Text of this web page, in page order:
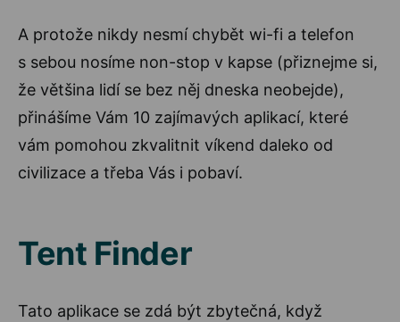
A protože nikdy nesmí chybět wi-fi a telefon
s sebou nosíme non-stop v kapse (přiznejme si,
že většina lidí se bez něj dneska neobejde),
přinášíme Vám 10 zajímavých aplikací, které
vám pomohou zkvalitnit víkend daleko od
civilizace a třeba Vás i pobaví.
Tent Finder
Tato aplikace se zdá být zbytečná, když